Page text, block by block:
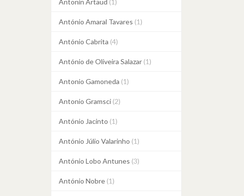
Antonin Artaud (1)
António Amaral Tavares (1)
António Cabrita (4)
António de Oliveira Salazar (1)
Antonio Gamoneda (1)
Antonio Gramsci (2)
António Jacinto (1)
António Júlio Valarinho (1)
António Lobo Antunes (3)
António Nobre (1)